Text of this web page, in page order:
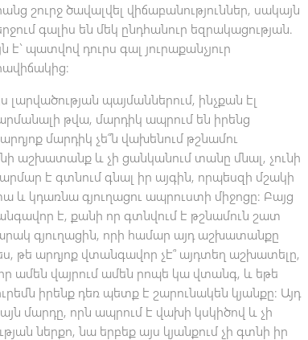
շուրջ ծավալվել վիճաբանություններ, սակայն
գալիս են մեկ ընդհանուր եզրակացության.
է` պատվով դուրս գալ յուրաքանչյուր
լարվածության պայմաններում, ինչքան էլ
թվա, մարդիկ ապրում են իրենց
մարդիկ չե՞ն վախենում թշնամու
աշխատանք և չի ցանկանում տանը մնալ, չունի
է գտնում գնալ իր այգին, որպեսզի մշակի
և կդառնա գյուղացու ապրուստի միջոցը: Բայց
է, քանի որ գտնվում է թշնամուն շատ
գյուղացին, որի համար այդ աշխատանքը
թե արդյոք վտանգավոր չէ՞ այդտեղ աշխատելը,
ամեն վայրում ամեն րոպե կա վտանգ, և եթե
իրենք դեռ պետք է շարունակեն կյանքը: Այդ
մարդը, որն ապրում է վախի կսկիծով և չի
ներքո, նա երբեք այս կյանքում չի գտնի իր